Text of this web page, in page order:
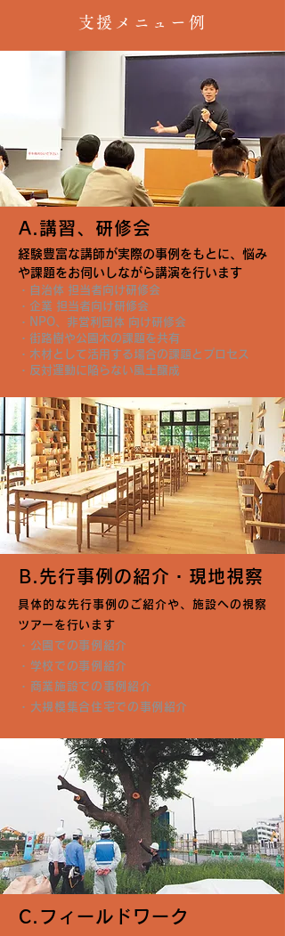
支援メニュー例
経験豊富な講師が実際の事例をもとに、悩み
や課題をお伺いしながら講演を行います
・自治体 担当者向け研修会
・企業 担当者向け研修会
・NPO、非営利団体 向け研修会
・街路樹や公園木の課題を共有
・木材として活用する場合の課題とプロセス
・反対運動に陥らない風土醸成
A.講習、研修会
B.先行事例の紹介・現地視察
具体的な先行事例のご紹介や、施設への視察
ツアーを行います
・公園での事例紹介
・学校での事例紹介
・商業施設での事例紹介
・大規模集合住宅での事例紹介
C.フィールドワーク